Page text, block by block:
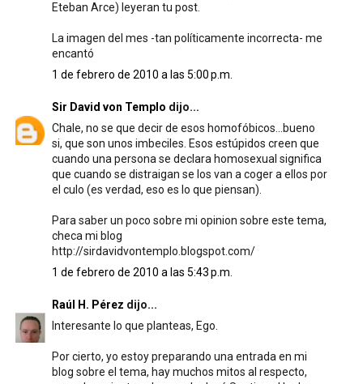
Eteban Arce) leyeran tu post.
La imagen del mes -tan políticamente incorrecta- me
encantó
1 de febrero de 2010 a las 5:00 p.m.
Sir David von Templo dijo...
Chale, no se que decir de esos homofóbicos...bueno
si, que son unos imbeciles. Esos estúpidos creen que
cuando una persona se declara homosexual significa
que cuando se distraigan se los van a coger a ellos por
el culo (es verdad, eso es lo que piensan).
Para saber un poco sobre mi opinion sobre este tema,
checa mi blog
http://sirdavidvontemplo.blogspot.com/
1 de febrero de 2010 a las 5:43 p.m.
Raúl H. Pérez dijo...
Interesante lo que planteas, Ego.
Por cierto, yo estoy preparando una entrada en mi
blog sobre el tema, hay muchos mitos al respecto,